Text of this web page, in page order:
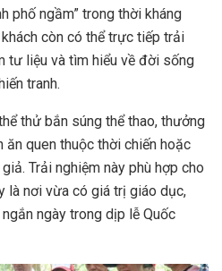
phố ngầm” trong thời kháng
còn có thể trực tiếp trải
tư liệu và tìm hiểu về đời sống
tranh.
thử bắn súng thể thao, thưởng
quen thuộc thời chiến hoặc
Trải nghiệm này phù hợp cho
là nơi vừa có giá trị giáo dục,
ngày trong dịp lễ Quốc